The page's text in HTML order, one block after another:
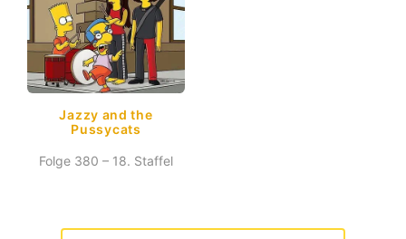
Jazzy and the
Pussycats
Folge 380 – 18. Staffel